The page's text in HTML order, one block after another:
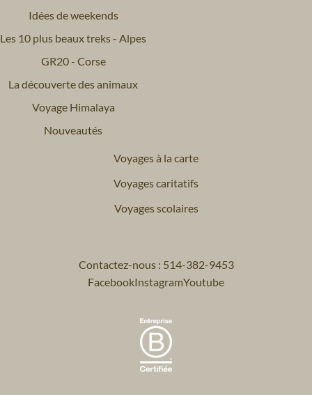
Idées de weekends
Les 10 plus beaux treks - Alpes
GR20 - Corse
La découverte des animaux
Voyage Himalaya
Nouveautés
Voyages à la carte
Voyages caritatifs
Voyages scolaires
Contactez-nous : 514-382-9453
FacebookInstagramYoutube